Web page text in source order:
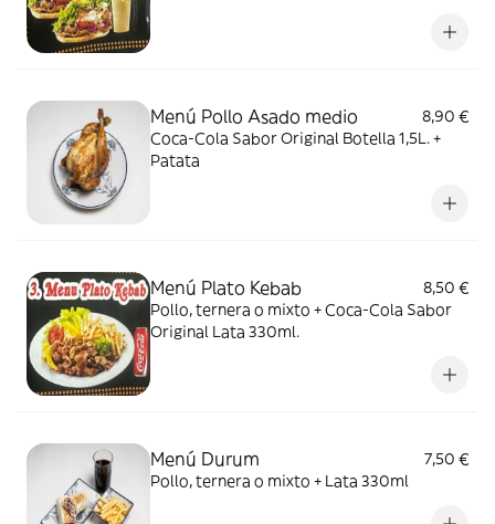
Menú Pollo Asado medio
8,90 €
Coca-Cola Sabor Original Botella 1,5L. +
Patata
Menú Plato Kebab
8,50 €
Pollo, ternera o mixto + Coca-Cola Sabor
Original Lata 330ml.
Menú Durum
7,50 €
Pollo, ternera o mixto + Lata 330ml